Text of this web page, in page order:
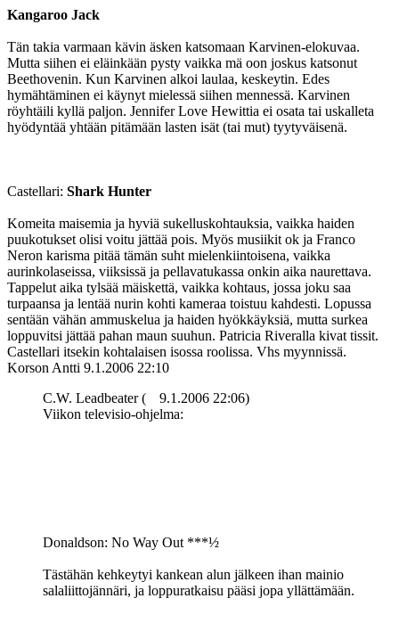
Kangaroo Jack
Tän takia varmaan kävin äsken katsomaan Karvinen-elokuvaa.
Mutta siihen ei eläinkään pysty vaikka mä oon joskus katsonut
Beethovenin. Kun Karvinen alkoi laulaa, keskeytin. Edes
hymähtäminen ei käynyt mielessä siihen mennessä. Karvinen
röyhtäili kyllä paljon. Jennifer Love Hewittia ei osata tai uskalleta
hyödyntää yhtään pitämään lasten isät (tai mut) tyytyväisenä.
Castellari: Shark Hunter
Komeita maisemia ja hyviä sukelluskohtauksia, vaikka haiden
puukotukset olisi voitu jättää pois. Myös musiikit ok ja Franco
Neron karisma pitää tämän suht mielenkiintoisena, vaikka
aurinkolaseissa, viiksissä ja pellavatukassa onkin aika naurettava.
Tappelut aika tylsää mäiskettä, vaikka kohtaus, jossa joku saa
turpaansa ja lentää nurin kohti kameraa toistuu kahdesti. Lopussa
sentään vähän ammuskelua ja haiden hyökkäyksiä, mutta surkea
loppuvitsi jättää pahan maun suuhun. Patricia Riveralla kivat tissit.
Castellari itsekin kohtalaisen isossa roolissa. Vhs myynnissä.
Korson Antti 9.1.2006 22:10
C.W. Leadbeater (
9.1.2006 22:06)
Viikon televisio-ohjelma:
Donaldson: No Way Out ***½
Tästähän kehkeytyi kankean alun jälkeen ihan mainio
salaliittojännäri, ja loppuratkaisu pääsi jopa yllättämään.